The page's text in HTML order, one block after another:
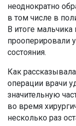
неоднократно
в том числе в
В итоге мальчика
прооперировали
состояния.
Как
операции врачи
значительную
во время
несколько раз